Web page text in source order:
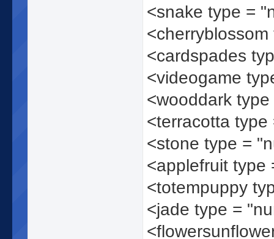
<snake type =
<cardspades
<videogame
<wooddark
<terracotta
<stone type =
<applefruit type
<totempuppy
<jade type =